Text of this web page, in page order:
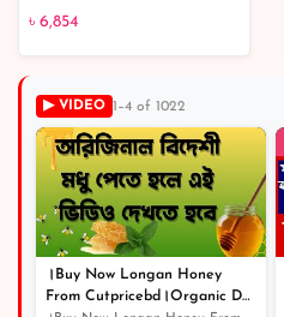
৳ 6,854
৳ 6,854
▶ VIDEO 1–4 of 1022
।Buy Now Longan Honey
From Cutpricebd।Organic Dry